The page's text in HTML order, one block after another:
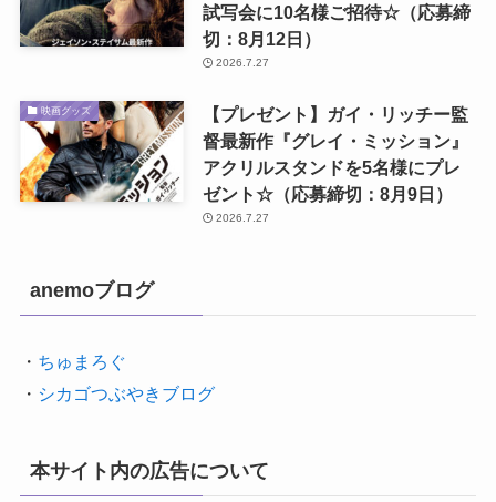
試写会に10名様ご招待☆（応募締
切：8月12日）
2026.7.27
映画グッズ
【プレゼント】ガイ・リッチー監
督最新作『グレイ・ミッション』
アクリルスタンドを5名様にプレ
ゼント☆（応募締切：8月9日）
2026.7.27
anemoブログ
・ ちゅまろぐ
・ シカゴつぶやきブログ
本サイト内の広告について